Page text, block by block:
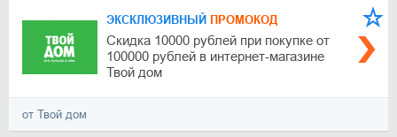
ЭКСКЛЮЗИВНЫЙ ПРОМОКОД
Скидка 10000 рублей при покупке от
100000 рублей в интернет-магазине
Твой дом
от Твой дом